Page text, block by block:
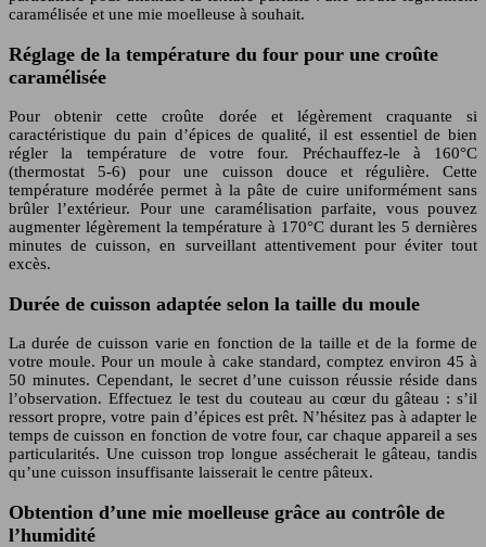
caramélisée et une mie moelleuse à souhait.
Réglage de la température du four pour une croûte
caramélisée
Pour obtenir cette croûte dorée et légèrement craquante si
caractéristique du pain d’épices de qualité, il est essentiel de bien
régler la température de votre four. Préchauffez-le à 160°C
(thermostat 5-6) pour une cuisson douce et régulière. Cette
température modérée permet à la pâte de cuire uniformément sans
brûler l’extérieur. Pour une caramélisation parfaite, vous pouvez
augmenter légèrement la température à 170°C durant les 5 dernières
minutes de cuisson, en surveillant attentivement pour éviter tout
excès.
Durée de cuisson adaptée selon la taille du moule
La durée de cuisson varie en fonction de la taille et de la forme de
votre moule. Pour un moule à cake standard, comptez environ 45 à
50 minutes. Cependant, le secret d’une cuisson réussie réside dans
l’observation. Effectuez le test du couteau au cœur du gâteau : s’il
ressort propre, votre pain d’épices est prêt. N’hésitez pas à adapter le
temps de cuisson en fonction de votre four, car chaque appareil a ses
particularités. Une cuisson trop longue assécherait le gâteau, tandis
qu’une cuisson insuffisante laisserait le centre pâteux.
Obtention d’une mie moelleuse grâce au contrôle de
l’humidité